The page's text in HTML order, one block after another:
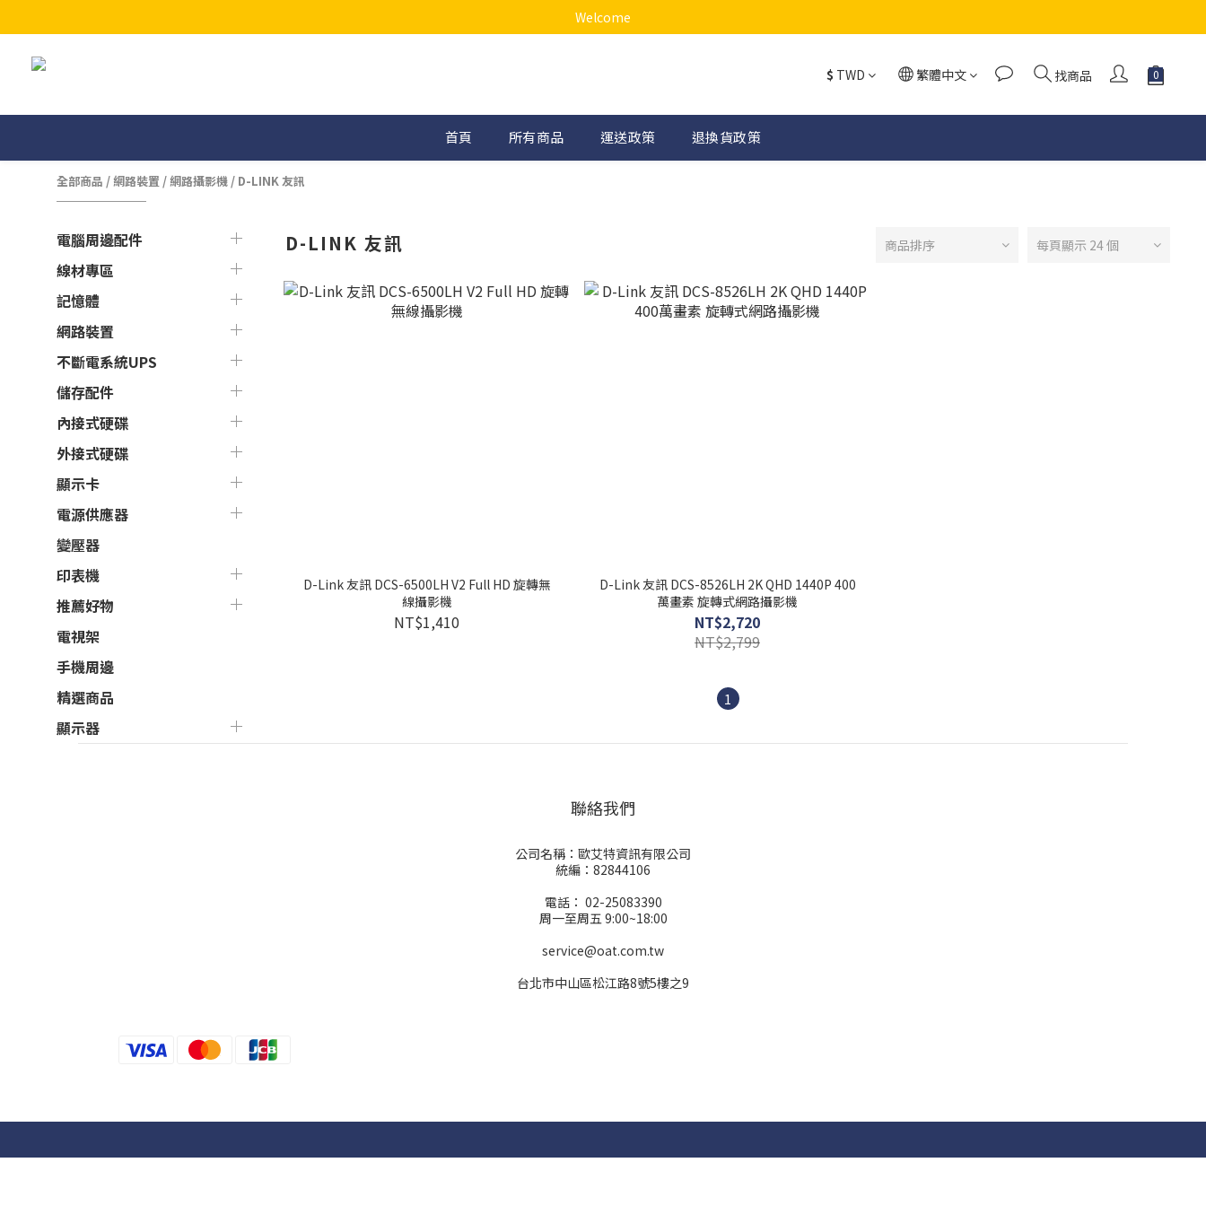
Welcome
$ TWD 繁體中文 找商品
首頁 所有商品 運送政策 退換貨政策
全部商品 /網路裝置 /網路攝影機 / D-LINK 友訊
電腦周邊配件
線材專區
記憶體
網路裝置
不斷電系統UPS
儲存配件
內接式硬碟
外接式硬碟
顯示卡
電源供應器
變壓器
印表機
推薦好物
電視架
手機周邊
精選商品
顯示器
D-LINK 友訊 商品排序 每頁顯示 24 個
D-Link 友訊 DCS-6500LH V2 Full HD 旋轉無
線攝影機
NT$1,410
D-Link 友訊 DCS-8526LH 2K QHD 1440P 400
萬畫素 旋轉式網路攝影機
NT$2,720
NT$2,799
1
聯絡我們
公司名稱：歐艾特資訊有限公司
統編：82844106
電話： 02-25083390
周一至周五 9:00~18:00
service@oat.com.tw
台北市中山區松江路8號5樓之9